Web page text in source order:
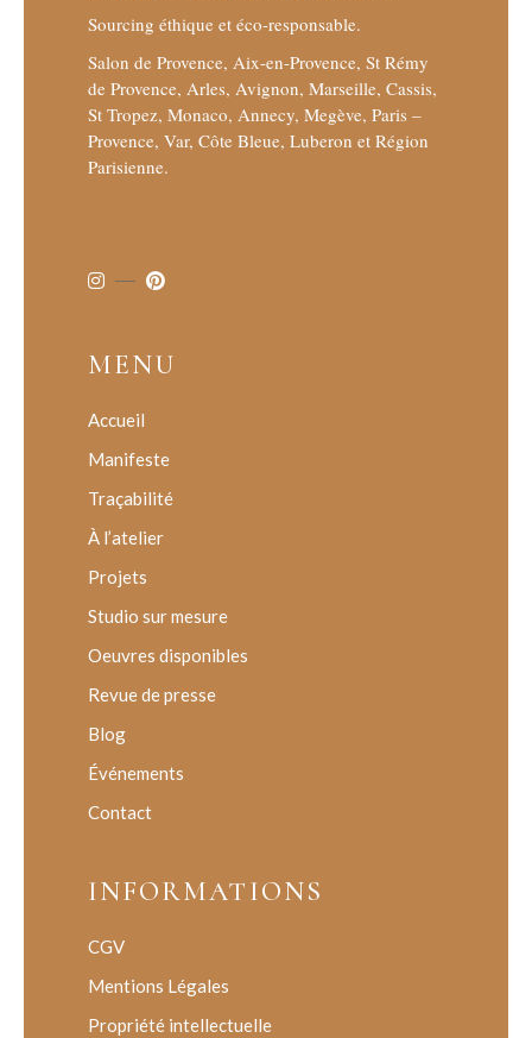
Sourcing éthique et éco-responsable.
Salon de Provence, Aix-en-Provence, St Rémy
de Provence, Arles, Avignon, Marseille, Cassis,
St Tropez, Monaco, Annecy, Megève, Paris –
Provence, Var, Côte Bleue, Luberon et Région
Parisienne.
MENU
Accueil
Manifeste
Traçabilité
À l’atelier
Projets
Studio sur mesure
Oeuvres disponibles
Revue de presse
Blog
Événements
Contact
INFORMATIONS
CGV
Mentions Légales
Propriété intellectuelle